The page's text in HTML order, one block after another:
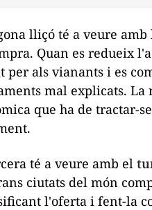
lliçó té a veure amb
Quan es redueix
per als vianants i es
mal explicats.
que ha de tractar-
té a veure amb el
ciutats del món
l'oferta i fent-la